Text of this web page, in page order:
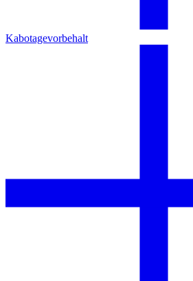
Kabotagevorbehalt